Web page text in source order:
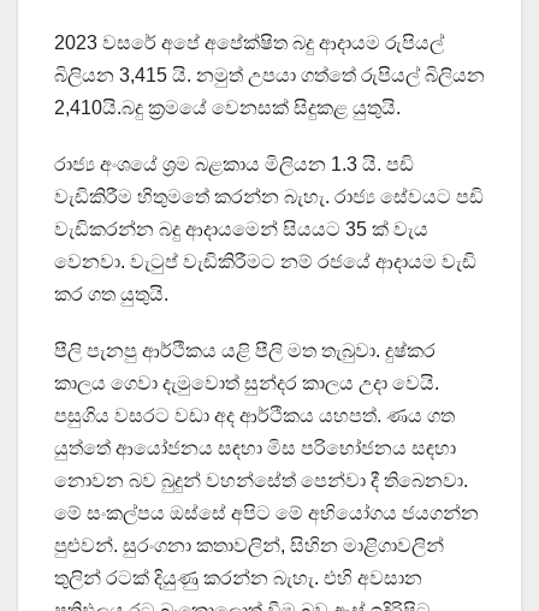
2023 වසරේ අපේ අපේක්ෂිත බදු ආදායම රුපියල්
බිලියන 3,415 යි. නමුත් උපයා ගත්තේ රුපියල් බිලියන
2,410යි.බදු ක්‍රමයේ වෙනසක් සිදුකළ යුතුයි.
රාජ්‍ය අංශයේ ශ්‍රම බළකාය මිලියන 1.3 යි. පඩි
වැඩිකිරීම හිතුමතේ කරන්න බැහැ. රාජ්‍ය සේවයට පඩි
වැඩිකරන්න බදු ආදායමෙන් සියයට 35 ක් වැය
වෙනවා. වැටුප් වැඩිකිරීමට නම් රජයේ ආදායම වැඩි
කර ගත යුතුයි.
පීලි පැනපු ආර්ථිකය යළි පීලි මත තැබුවා. දුෂ්කර
කාලය ගෙවා දැමුවොත් සුන්දර කාලය උදා වෙයි.
පසුගිය වසරට වඩා අද ආර්ථිකය යහපත්. ණය ගත
යුත්තේ ආයෝජනය සඳහා මිස පරිභෝජනය සඳහා
නොවන බව බුදුන් වහන්සේත් පෙන්වා දී තිබෙනවා.
මේ සංකල්පය ඔස්සේ අපිට මේ අභියෝගය ජයගන්න
පුළුවන්. සුරංගනා කතාවලින්, සිහින මාළිගාවලින්
තුලින් රටක් දියුණු කරන්න බැහැ. එහි අවසාන